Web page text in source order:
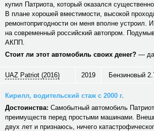
купил Патриота, который оказался
В плане хорошей вместимости, высокой
ремонтопригодности он меня вполне устроил.
на современный российский автопром.
АКПП.
Стоит ли этот автомобиль своих денег? — да
UAZ Patriot (2016) 2019 Бензиновый
Кирилл, водительский стаж с 2000 г.
Достоинства: Самобытный автомобиль
преимуществ перед простыми машинами.
двух лет и признаюсь, ничего